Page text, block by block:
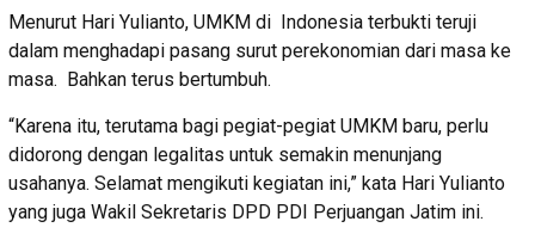
Menurut Hari Yulianto, UMKM di Indonesia terbukti teruji
dalam menghadapi pasang surut perekonomian dari masa ke
masa. Bahkan terus bertumbuh.
“Karena itu, terutama bagi pegiat-pegiat UMKM baru, perlu
didorong dengan legalitas untuk semakin menunjang
usahanya. Selamat mengikuti kegiatan ini,” kata Hari Yulianto
yang juga Wakil Sekretaris DPD PDI Perjuangan Jatim ini.